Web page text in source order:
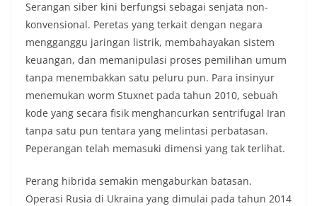
Serangan siber kini berfungsi sebagai senjata non-
konvensional. Peretas yang terkait dengan negara
mengganggu jaringan listrik, membahayakan sistem
keuangan, dan memanipulasi proses pemilihan umum
tanpa menembakkan satu peluru pun. Para insinyur
menemukan worm Stuxnet pada tahun 2010, sebuah
kode yang secara fisik menghancurkan sentrifugal Iran
tanpa satu pun tentara yang melintasi perbatasan.
Peperangan telah memasuki dimensi yang tak terlihat.
Perang hibrida semakin mengaburkan batasan.
Operasi Rusia di Ukraina yang dimulai pada tahun 2014